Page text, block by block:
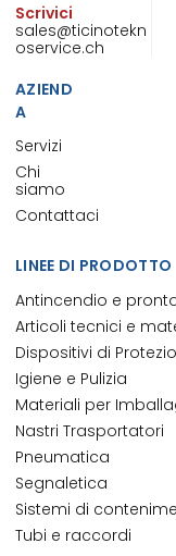
Scrivici
sales@ticinotekn
oservice.ch
AZIEND
A
Servizi
Chi
siamo
Contattaci
LINEE DI PRODOTTO
Antincendio e
Articoli tecnici e
Dispositivi di
Igiene e Pulizia
Materiali per
Nastri Trasportatori
Pneumatica
Segnaletica
Sistemi di
Tubi e raccordi